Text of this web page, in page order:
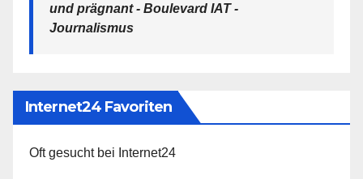
und prägnant - Boulevard IAT -
Journalismus
Internet24 Favoriten
Oft gesucht bei Internet24